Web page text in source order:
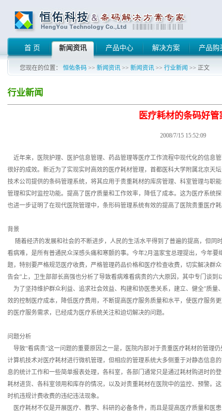
首 页 新闻资讯 产品中心 解决方案 产品购
您现在的位置： 恒佑条码 >> 新闻资讯 >> 新闻资讯 >> 行业新闻 >> 正文
行业新闻
医疗耗材的条码好管
2008/7/15 15:52:09
近年来，医院护理、医护信息管理、药品管理等医疗工作流程中现代化的信息
很好的成效。新近为了实现实时高效的医疗耗材管理，首都医科大学附属北京天
技术公司提供的条码管理系统，将其应用于贵重耗材的库房管理、科室管理与职
管理和实时监控功能。提高了医疗质量和工作效率，降低了成本。这为医疗系统
也进一步证明了在现代医院管理中，条形码管理系统有效的提高了医院贵重医疗
背景
随着经济的发展和社会的不断进步，人民的生活水平得到了普遍的提高，但同
看病难，是所有普通民众深感头痛和寒颤的事。今年2月温家宝总理提出，今年
题，特别要严格规范医疗收费，严格管理药品价格和医疗检查收费，切实解决群
告会”上，卫生部部长高强也分析了导致看病难看病贵的六大原因，其中专门谈到
为了坚持维护群众利益、追求社会效益、构建和协医患关系，建立、健全”质量
效的控制医疗成本，降低医疗费用，不断提高医疗服务质量和水平，使医疗服务
的医疗服务需求，已经成为医疗系统关注和迫切解决的问题。
问题分析
导致“看病贵”这一问题的重要原因之一是，医院内部对于贵重医疗耗材的管理
计算机技术对医疗耗材进行微机管理，但相应的管理系统大多侧重于对静态信息
息的统计工作和一些简单报表处理，各科室，各部门通常只是通过耗材购进时的
耗材进货、各科室领用和库存的情况，以及对贵重耗材在医院中的监控、预警。
时机违规计费收费的违纪违法现象。
医疗耗材不仅是开展医疗、教学、科研的必备条件，而且是提高医疗质量和医